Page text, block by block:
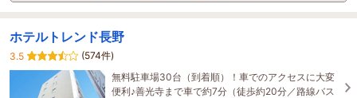
ホテルトレンド長野
3.5
(574件)
無料駐車場30台（到着順）！車でのアクセスに大変
便利♪善光寺まで車で約7分（徒歩約20分／路線バス